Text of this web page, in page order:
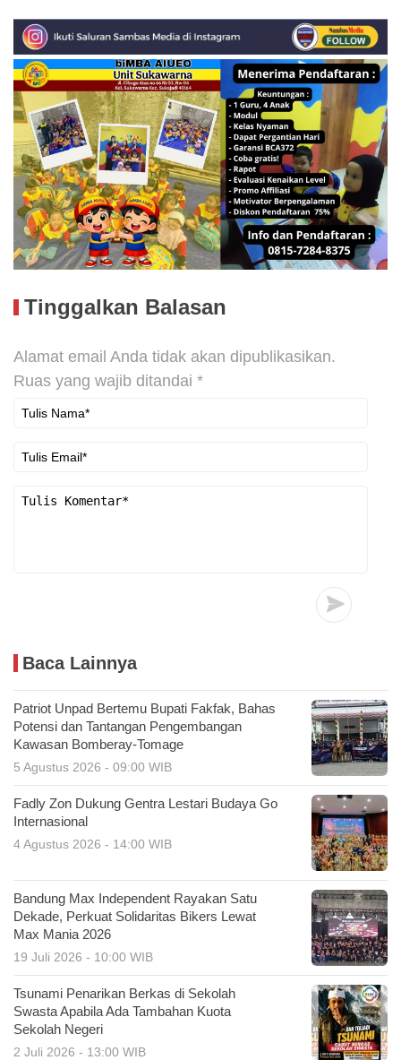
Tinggalkan Balasan
Alamat email Anda tidak akan dipublikasikan.
Ruas yang wajib ditandai *
Baca Lainnya
Patriot Unpad Bertemu Bupati Fakfak, Bahas
Potensi dan Tantangan Pengembangan
Kawasan Bomberay-Tomage
5 Agustus 2026 - 09:00 WIB
Fadly Zon Dukung Gentra Lestari Budaya Go
Internasional
4 Agustus 2026 - 14:00 WIB
Bandung Max Independent Rayakan Satu
Dekade, Perkuat Solidaritas Bikers Lewat
Max Mania 2026
19 Juli 2026 - 10:00 WIB
Tsunami Penarikan Berkas di Sekolah
Swasta Apabila Ada Tambahan Kuota
Sekolah Negeri
2 Juli 2026 - 13:00 WIB